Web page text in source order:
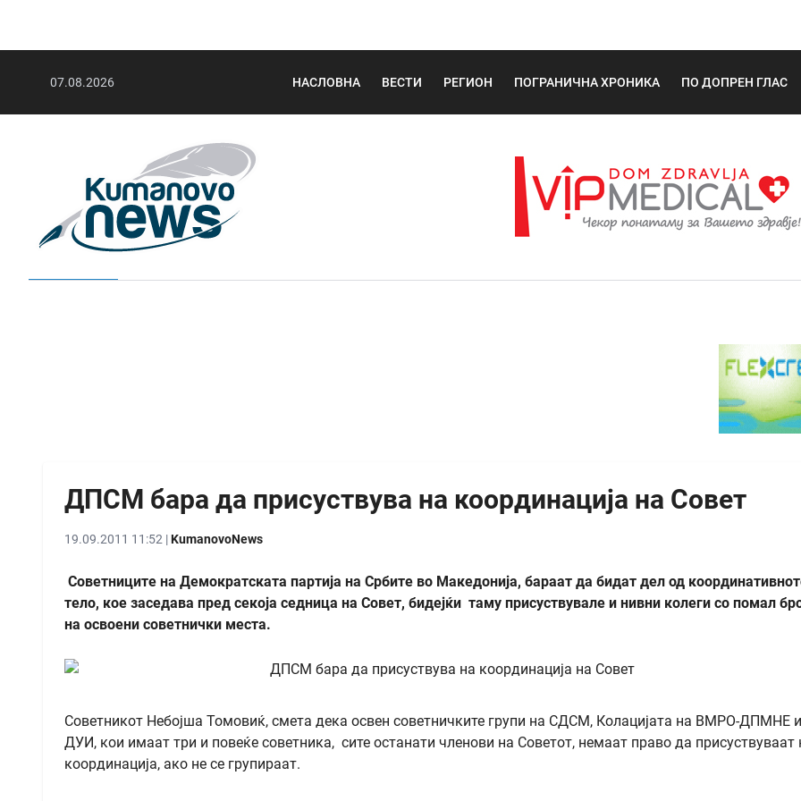
07.08.2026 НАСЛОВНА ВЕСТИ РЕГИОН ПОГРАНИЧНА ХРОНИКА ПО ДОПРЕН ГЛАС
ДПСМ бара да присуствува на координација на Совет
19.09.2011 11:52 |KumanovoNews
Советниците на Демократската партија на Србите во Македонија, бараат да бидат дел од
тело, кое заседава пред секоја седница на Совет, бидејќи таму присуствувале и нивни колеги со помал
на освоени советнички места.
Советникот Небојша Томовиќ, смета дека освен советничките групи на СДСМ, Колацијата на ВМРО-ДПМНЕ и
ДУИ, кои имаат три и повеќе советника, сите останати членови на Советот, немаат право да присуствуваат
координација, ако не се групираат.